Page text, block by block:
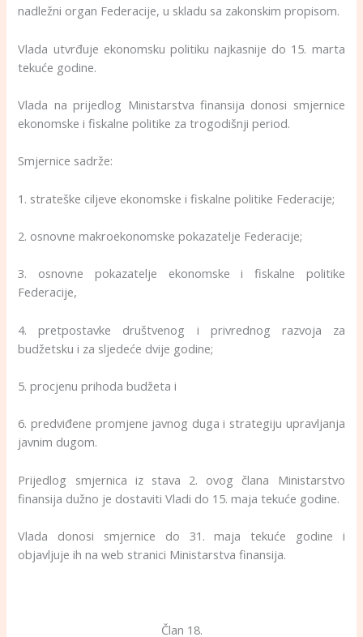
nadležni organ Federacije, u skladu sa zakonskim propisom.
Vlada utvrđuje ekonomsku politiku najkasnije do 15. marta
tekuće godine.
Vlada na prijedlog Ministarstva finansija donosi smjernice
ekonomske i fiskalne politike za trogodišnji period.
Smjernice sadrže:
1. strateške ciljeve ekonomske i fiskalne politike Federacije;
2. osnovne makroekonomske pokazatelje Federacije;
3. osnovne pokazatelje ekonomske i fiskalne politike
Federacije,
4. pretpostavke društvenog i privrednog razvoja za
budžetsku i za sljedeće dvije godine;
5. procjenu prihoda budžeta i
6. predviđene promjene javnog duga i strategiju upravljanja
javnim dugom.
Prijedlog smjernica iz stava 2. ovog člana Ministarstvo
finansija dužno je dostaviti Vladi do 15. maja tekuće godine.
Vlada donosi smjernice do 31. maja tekuće godine i
objavljuje ih na web stranici Ministarstva finansija.
Član 18.